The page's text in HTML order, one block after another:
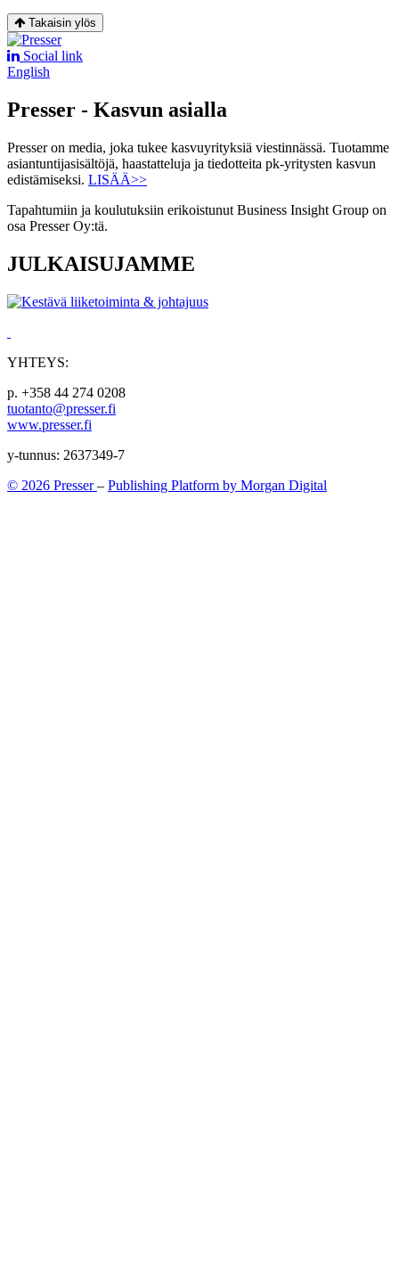
Takaisin ylös
Social link
English
Presser - Kasvun asialla
Presser on media, joka tukee kasvuyrityksiä viestinnässä. Tuotamme
asiantuntijasisältöjä, haastatteluja ja tiedotteita pk-yritysten kasvun
edistämiseksi. LISÄÄ>>
Tapahtumiin ja koulutuksiin erikoistunut Business Insight Group on
osa Presser Oy:tä.
JULKAISUJAMME
YHTEYS:
p. +358 44 274 0208
tuotanto@presser.fi
www.presser.fi
y-tunnus: 2637349-7
© 2026 Presser– Publishing Platform by Morgan Digital